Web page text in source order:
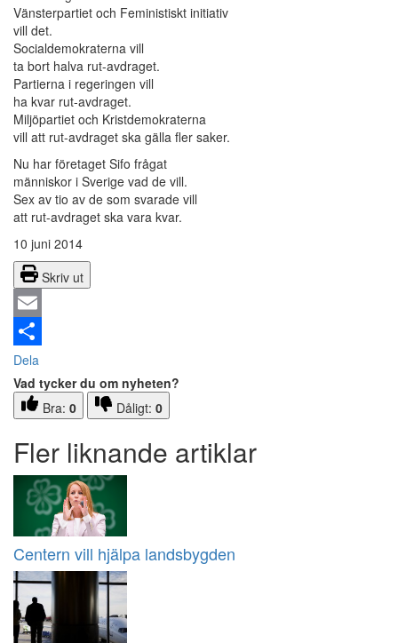
Vänsterpartiet och Feministiskt initiativ
vill det.
Socialdemokraterna vill
ta bort halva rut-avdraget.
Partierna i regeringen vill
ha kvar rut-avdraget.
Miljöpartiet och Kristdemokraterna
vill att rut-avdraget ska gälla fler saker.
Nu har företaget Sifo frågat
människor i Sverige vad de vill.
Sex av tio av de som svarade vill
att rut-avdraget ska vara kvar.
10 juni 2014
Skriv ut
Email
Dela
Vad tycker du om nyheten?
Bra: 0 Dåligt: 0
Fler liknande artiklar
Centern vill hjälpa landsbygden